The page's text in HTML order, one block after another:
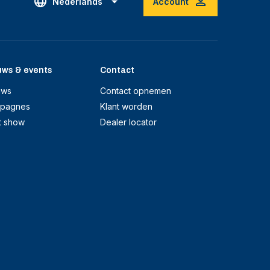
& events
show
Contact
Contact opnemen
Klant worden
Dealer locator